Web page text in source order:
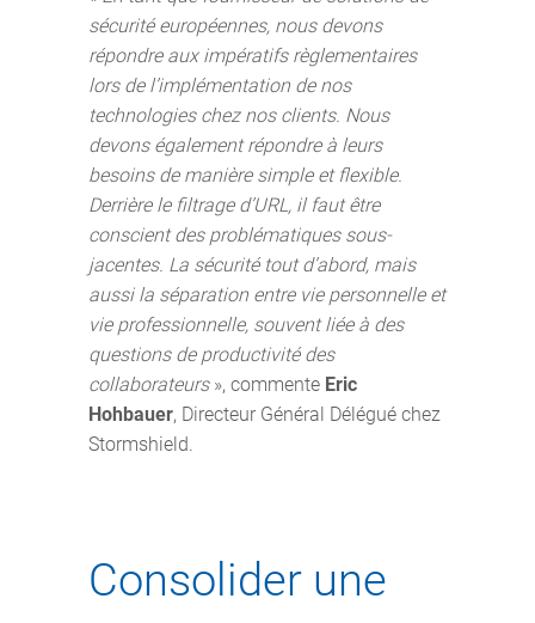
sécurité européennes, nous devons
répondre aux impératifs règlementaires
lors de l’implémentation de nos
technologies chez nos clients. Nous
devons également répondre à leurs
besoins de manière simple et flexible.
Derrière le filtrage d’URL, il faut être
conscient des problématiques sous-
jacentes. La sécurité tout d’abord, mais
aussi la séparation entre vie personnelle et
vie professionnelle, souvent liée à des
questions de productivité des
collaborateurs», commente Eric
Hohbauer, Directeur Général Délégué chez
Stormshield.
Consolider une